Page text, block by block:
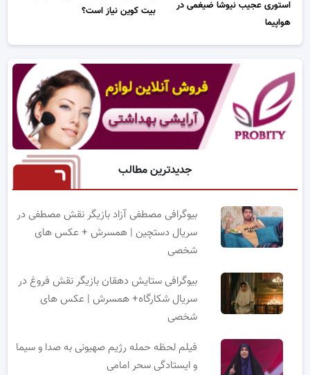
استوری عجیب نیوشا ضیغمی در
هواپیما
بیت کوین نیاز است؟
جدیدترین مطالب
بیوگرافی مصطفی آزاد بازیگر نقش مصطفی در
سریال دستچین | همسرش + عکس های
شخصی
بیوگرافی ستایش دهقان بازیگر نقش فروغ در
سریال شکارگاه+ همسرش | عکس های
شخصی
فیلم لحظه حمله رژیم صهیونی به صدا و سیما
و ایستادگی سحر امامی